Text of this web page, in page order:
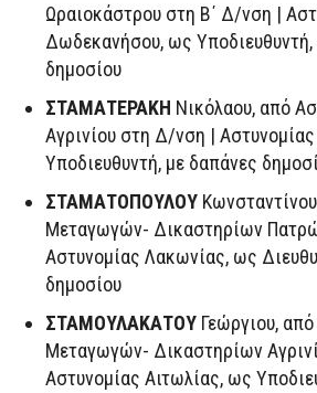
Ωραιοκάστρου στη Β΄ Δ/νση |
Δωδεκανήσου, ως Υποδιευθυντή,
δημοσίου
ΣΤΑΜΑΤΕΡΑΚΗ Νικόλαου, από
Αγρινίου στη Δ/νση |
Υποδιευθυντή, με δαπάνες
ΣΤΑΜΑΤΟΠΟΥΛΟΥ
Μεταγωγών- Δικαστηρίων
Αστυνομίας Λακωνίας, ως
δημοσίου
ΣΤΑΜΟΥΛΑΚΑΤΟΥ Γεώργιου,
Μεταγωγών- Δικαστηρίων
Αστυνομίας Αιτωλίας, ως